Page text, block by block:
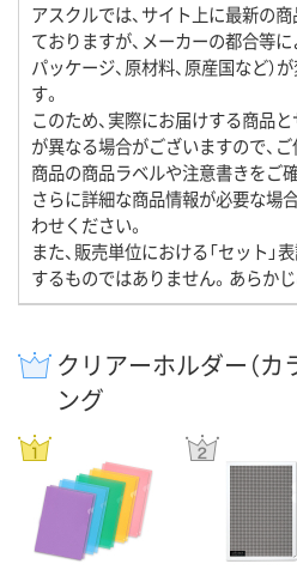
アスクルでは、サイト上に最新の
ておりますが、メーカーの都合等に
パッケージ、原材料、原産国など）
す。
このため、実際にお届けする商品
が異なる場合がございますので、
商品の商品ラベルや注意書きをご
さらに詳細な商品情報が必要な場
わせください。
また、販売単位における「セット」
するものではありません。あらか
クリアーホルダー（カ
ング